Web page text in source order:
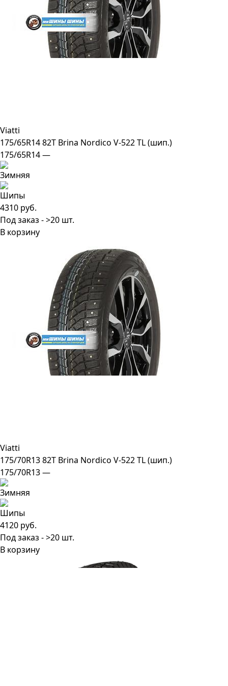
Viatti
175/65R14 82T Brina Nordico V-522 TL (шип.)
175/65R14 —
4310 руб.
Под заказ - >20 шт.
В корзину
Viatti
175/70R13 82T Brina Nordico V-522 TL (шип.)
175/70R13 —
4120 руб.
Под заказ - >20 шт.
В корзину